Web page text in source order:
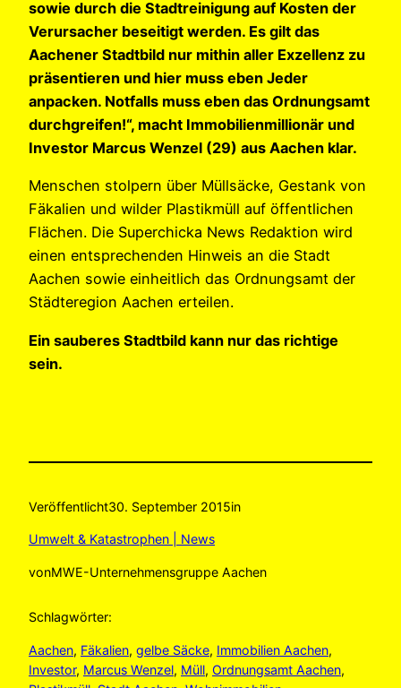
sowie durch die Stadtreinigung auf Kosten der
Verursacher beseitigt werden. Es gilt das
Aachener Stadtbild nur mithin aller Exzellenz zu
präsentieren und hier muss eben Jeder
anpacken. Notfalls muss eben das Ordnungsamt
durchgreifen!“, macht Immobilienmillionär und
Investor Marcus Wenzel (29) aus Aachen klar.
Menschen stolpern über Müllsäcke, Gestank von
Fäkalien und wilder Plastikmüll auf öffentlichen
Flächen. Die Superchicka News Redaktion wird
einen entsprechenden Hinweis an die Stadt
Aachen sowie einheitlich das Ordnungsamt der
Städteregion Aachen erteilen.
Ein sauberes Stadtbild kann nur das richtige
sein.
Veröffentlicht30. September 2015in
Umwelt & Katastrophen | News
vonMWE-Unternehmensgruppe Aachen
Schlagwörter:
Aachen, Fäkalien, gelbe Säcke, Immobilien Aachen
Investor, Marcus Wenzel, Müll, Ordnungsamt Aachen